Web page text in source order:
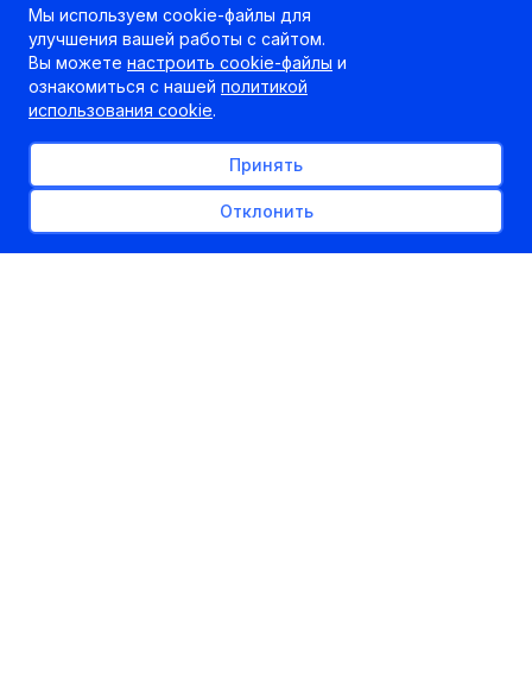
Мы используем cookie-файлы для
улучшения вашей работы с сайтом.
Вы можете настроить cookie-файлы и
ознакомиться с нашей политикой
использования cookie.
Принять
Отклонить